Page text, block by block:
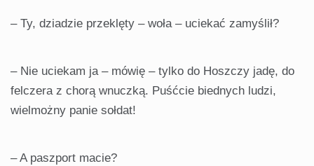
– Ty, dziadzie przeklęty – woła – uciekać zamyślił?
– Nie uciekam ja – mówię – tylko do Hoszczy jadę, do
felczera z chorą wnuczką. Puśćcie biednych ludzi,
wielmożny panie sołdat!
– A paszport macie?